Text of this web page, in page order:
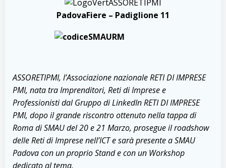
PadovaFiere – Padiglione 11
ASSORETIPMI, l’Associazione nazionale RETI DI IMPRESE
PMI, nata tra Imprenditori, Reti di Imprese e
Professionisti dal Gruppo di LinkedIn RETI DI IMPRESE
PMI, dopo il grande riscontro ottenuto nella tappa di
Roma di SMAU del 20 e 21 Marzo, prosegue il roadshow
delle Reti di Imprese nell’ICT e sarà presente a SMAU
Padova con un proprio Stand e con un Workshop
dedicato al tema.